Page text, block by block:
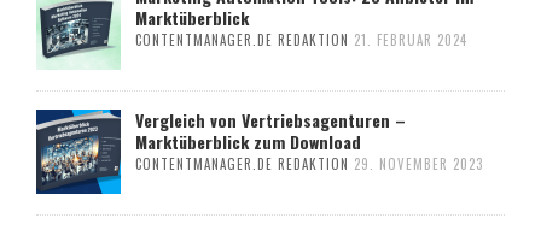
Marktüberblick
CONTENTMANAGER.DE REDAKTION 21. FEBRUAR 2024
Vergleich von Vertriebsagenturen –
Marktüberblick zum Download
CONTENTMANAGER.DE REDAKTION 29. NOVEMBER 2023